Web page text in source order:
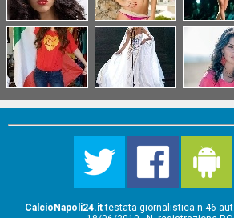
CalcioNapoli24.ittestata giornalistica n.46 aut.